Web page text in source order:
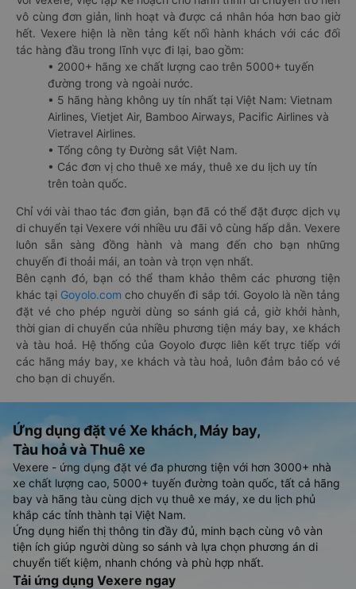
vô cùng đơn giản, linh hoạt và được cá nhân hóa hơn bao giờ
hết. Vexere hiện là nền tảng kết nối hành khách với các đối
tác hàng đầu trong lĩnh vực đi lại, bao gồm:
• 2000+ hãng xe chất lượng cao trên 5000+ tuyến
đường trong và ngoài nước.
• 5 hãng hàng không uy tín nhất tại Việt Nam: Vietnam
Airlines, Vietjet Air, Bamboo Airways, Pacific Airlines và
Vietravel Airlines.
• Tổng công ty Đường sắt Việt Nam.
• Các đơn vị cho thuê xe máy, thuê xe du lịch uy tín
trên toàn quốc.
Chỉ với vài thao tác đơn giản, bạn đã có thể đặt được dịch vụ
di chuyển tại Vexere với nhiều ưu đãi vô cùng hấp dẫn. Vexere
luôn sẵn sàng đồng hành và mang đến cho bạn những
chuyến đi thoải mái, an toàn và trọn vẹn nhất.
Bên cạnh đó, bạn có thể tham khảo thêm các phương tiện
khác tại Goyolo.com cho chuyến đi sắp tới. Goyolo là nền tảng
đặt vé cho phép người dùng so sánh giá cả, giờ khởi hành,
thời gian di chuyển của nhiều phương tiện máy bay, xe khách
và tàu hoả. Hệ thống của Goyolo được liên kết trực tiếp với
các hãng máy bay, xe khách và tàu hoả, luôn đảm bảo có vé
cho bạn di chuyển.
Ứng dụng đặt vé Xe khách, Máy bay,
Tàu hoả và Thuê xe
Vexere - ứng dụng đặt vé đa phương tiện với hơn 3000+ nhà
xe chất lượng cao, 5000+ tuyến đường toàn quốc, tất cả hãng
bay và hãng tàu cùng dịch vụ thuê xe máy, xe du lịch phủ
khắp các tỉnh thành tại Việt Nam.
Ứng dụng hiển thị thông tin đầy đủ, minh bạch cùng vô vàn
tiện ích giúp người dùng so sánh và lựa chọn phương án di
chuyển tiết kiệm, nhanh chóng và phù hợp nhất.
Tải ứng dụng Vexere ngay